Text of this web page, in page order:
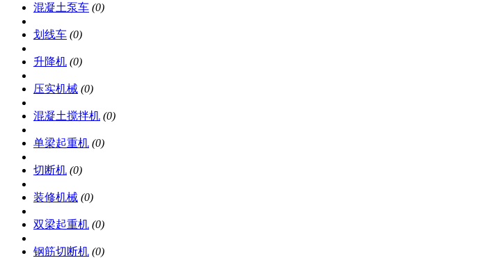
混凝土泵车 (0)
划线车 (0)
升降机 (0)
压实机械 (0)
混凝土搅拌机 (0)
单梁起重机 (0)
切断机 (0)
装修机械 (0)
双梁起重机 (0)
钢筋切断机 (0)